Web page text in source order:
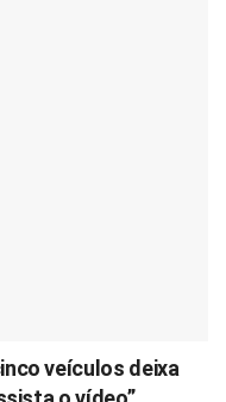
veículos deixa